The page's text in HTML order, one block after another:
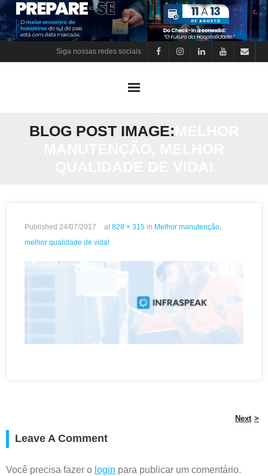
Skip
to
content
Siga nossas redes sociais
BLOG POST IMAGE: MELHOR
MANUTENÇÃO, MELHOR
QUALIDADE DE VIDA!
Published 24/07/2017 at 828 × 315 in Melhor manutenção,
melhor qualidade de vida!
Next
Leave A Comment
Você precisa fazer o login para publicar um comentário.